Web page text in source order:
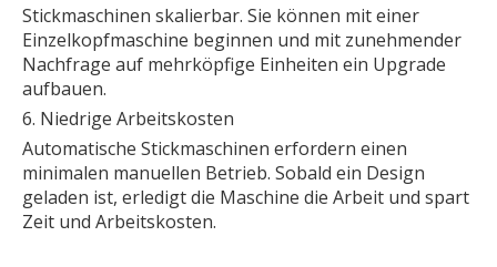
Stickmaschinen skalierbar. Sie können mit einer
Einzelkopfmaschine beginnen und mit zunehmender
Nachfrage auf mehrköpfige Einheiten ein Upgrade
aufbauen.
6. Niedrige Arbeitskosten
Automatische Stickmaschinen erfordern einen
minimalen manuellen Betrieb. Sobald ein Design
geladen ist, erledigt die Maschine die Arbeit und spart
Zeit und Arbeitskosten.